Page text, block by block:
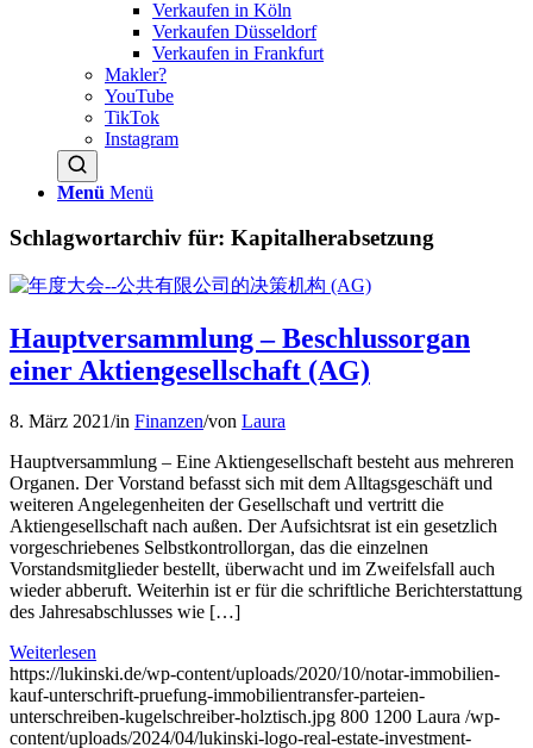
Verkaufen in Köln
Verkaufen Düsseldorf
Verkaufen in Frankfurt
Makler?
YouTube
TikTok
Instagram
Menü Menü
Schlagwortarchiv für: Kapitalherabsetzung
Hauptversammlung – Beschlussorgan
einer Aktiengesellschaft (AG)
8. März 2021/in Finanzen/von Laura
Hauptversammlung – Eine Aktiengesellschaft besteht aus mehreren
Organen. Der Vorstand befasst sich mit dem Alltagsgeschäft und
weiteren Angelegenheiten der Gesellschaft und vertritt die
Aktiengesellschaft nach außen. Der Aufsichtsrat ist ein gesetzlich
vorgeschriebenes Selbstkontrollorgan, das die einzelnen
Vorstandsmitglieder bestellt, überwacht und im Zweifelsfall auch
wieder abberuft. Weiterhin ist er für die schriftliche Berichterstattung
des Jahresabschlusses wie […]
Weiterlesen
https://lukinski.de/wp-content/uploads/2020/10/notar-immobilien-
kauf-unterschrift-pruefung-immobilientransfer-parteien-
unterschreiben-kugelschreiber-holztisch.jpg 800 1200 Laura /wp-
content/uploads/2024/04/lukinski-logo-real-estate-investment-